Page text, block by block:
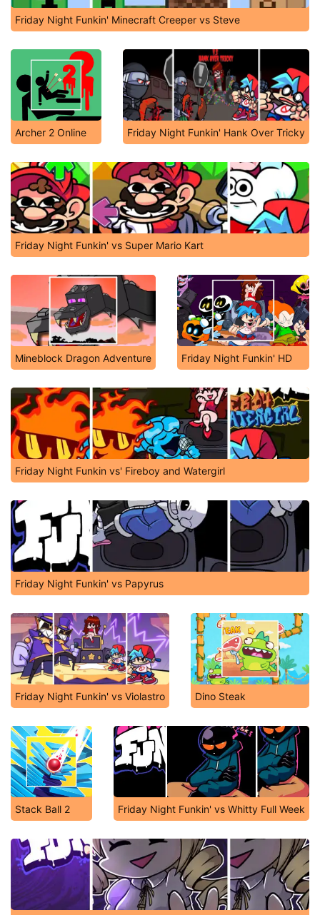
Friday Night Funkin' Minecraft Creeper vs Steve
Archer 2 Online Friday Night Funkin' Hank Over Tricky
Friday Night Funkin' vs Super Mario Kart
Mineblock Dragon Adventure Friday Night Funkin' HD
Friday Night Funkin vs' Fireboy and Watergirl
Friday Night Funkin' vs Papyrus
Friday Night Funkin' vs Violastro Dino Steak
Stack Ball 2 Friday Night Funkin' vs Whitty Full Week